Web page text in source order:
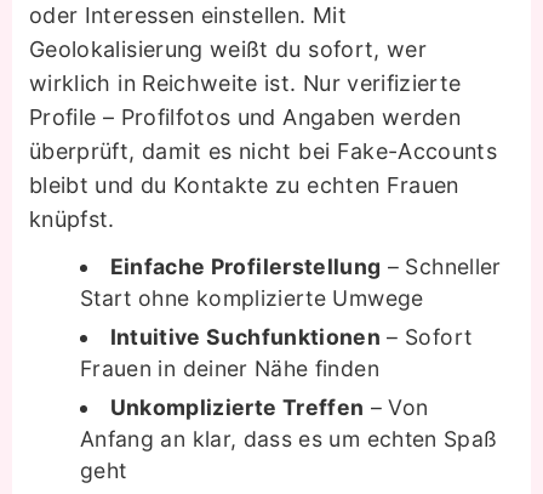
oder Interessen einstellen. Mit
Geolokalisierung weißt du sofort, wer
wirklich in Reichweite ist. Nur verifizierte
Profile – Profilfotos und Angaben werden
überprüft, damit es nicht bei Fake-Accounts
bleibt und du Kontakte zu echten Frauen
knüpfst.
Einfache Profilerstellung – Schneller
Start ohne komplizierte Umwege
Intuitive Suchfunktionen – Sofort
Frauen in deiner Nähe finden
Unkomplizierte Treffen – Von
Anfang an klar, dass es um echten Spaß
geht